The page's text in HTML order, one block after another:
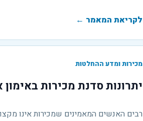
לקריאת המאמר ←
מכירות ומדע ההחלטות
יתרונות סדנת מכירות באימון
רבים האנשים המאמינים שמכירות אינו